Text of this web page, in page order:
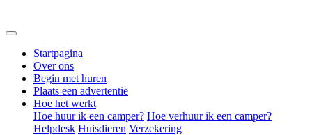
Startpagina
Over ons
Begin met huren
Plaats een advertentie
Hoe het werkt
Hoe huur ik een camper? Hoe verhuur ik een camper?
Helpdesk Huisdieren Verzekering